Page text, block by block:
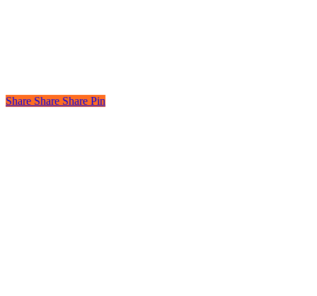
Share Share Share Pin